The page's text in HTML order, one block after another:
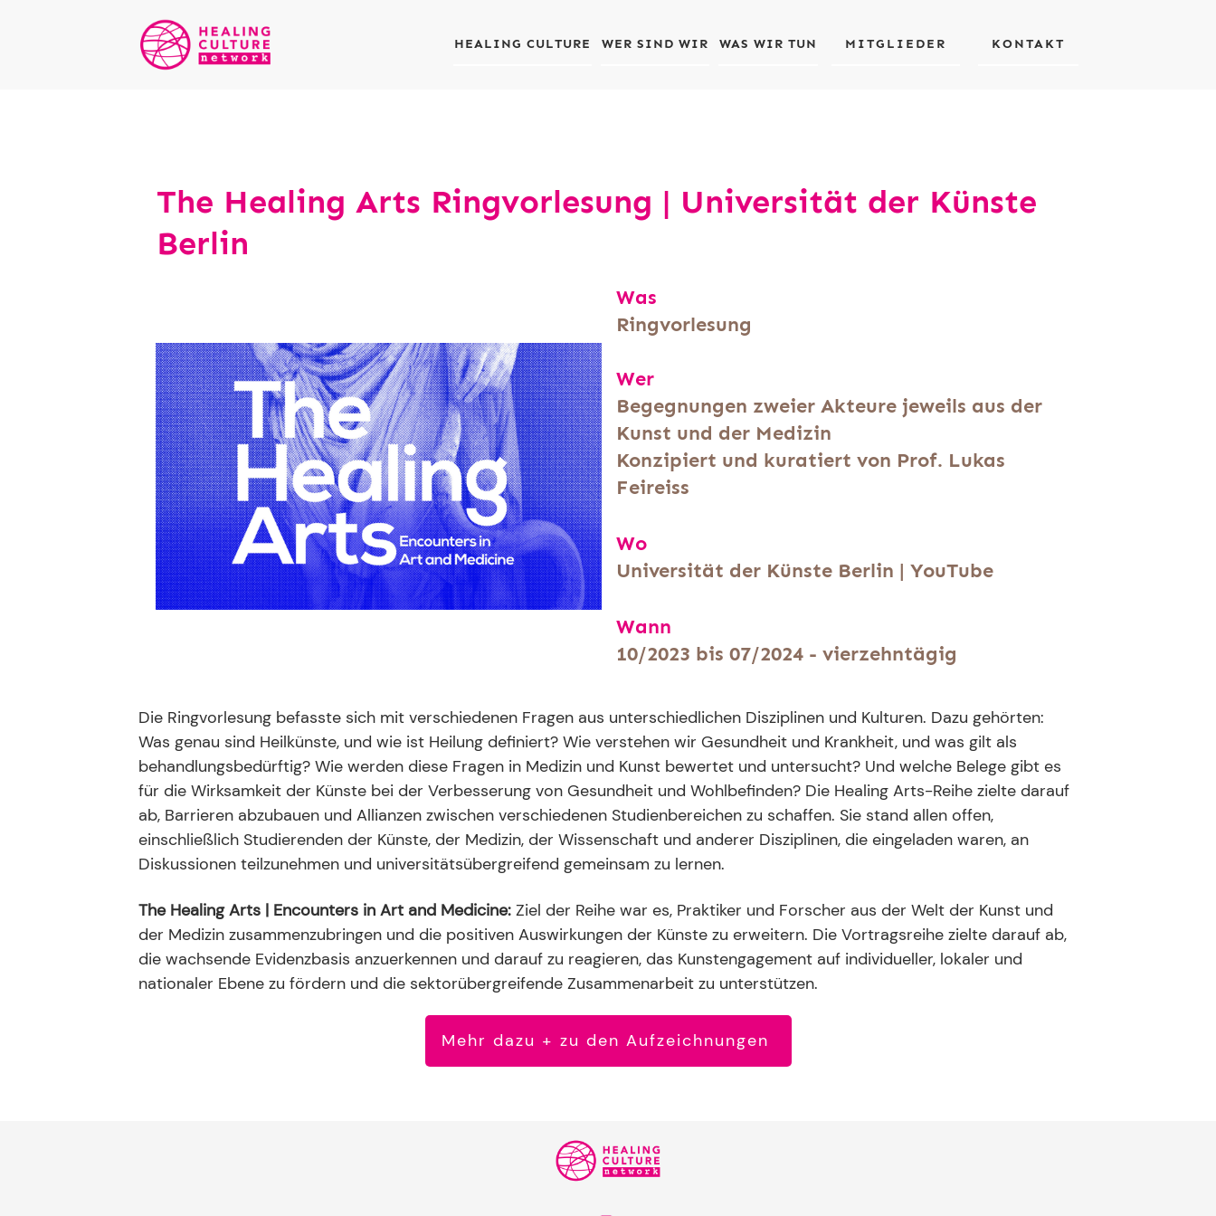
HEALING CULTURE WER SIND WIR WAS WIR TUN MITGLIEDER KONTAKT
The Healing Arts Ringvorlesung | Universität der Künste
Berlin
Was
Ringvorlesung
Wer
Begegnungen zweier Akteure jeweils aus der
Kunst und der Medizin
Konzipiert und kuratiert von Prof. Lukas
Feireiss
Wo
Universität der Künste Berlin | YouTube
Wann
10/2023 bis 07/2024 - vierzehntägig
Die Ringvorlesung befasste sich mit verschiedenen Fragen aus unterschiedlichen Disziplinen und Kulturen. Dazu gehörten:
Was genau sind Heilkünste, und wie ist Heilung definiert? Wie verstehen wir Gesundheit und Krankheit, und was gilt als
behandlungsbedürftig? Wie werden diese Fragen in Medizin und Kunst bewertet und untersucht? Und welche Belege gibt es
für die Wirksamkeit der Künste bei der Verbesserung von Gesundheit und Wohlbefinden? Die Healing Arts-Reihe zielte darauf
ab, Barrieren abzubauen und Allianzen zwischen verschiedenen Studienbereichen zu schaffen. Sie stand allen offen,
einschließlich Studierenden der Künste, der Medizin, der Wissenschaft und anderer Disziplinen, die eingeladen waren, an
Diskussionen teilzunehmen und universitätsübergreifend gemeinsam zu lernen.
The Healing Arts | Encounters in Art and Medicine: Ziel der Reihe war es, Praktiker und Forscher aus der Welt der Kunst und
der Medizin zusammenzubringen und die positiven Auswirkungen der Künste zu erweitern. Die Vortragsreihe zielte darauf ab,
die wachsende Evidenzbasis anzuerkennen und darauf zu reagieren, das Kunstengagement auf individueller, lokaler und
nationaler Ebene zu fördern und die sektorübergreifende Zusammenarbeit zu unterstützen.
Mehr dazu + zu den Aufzeichnungen